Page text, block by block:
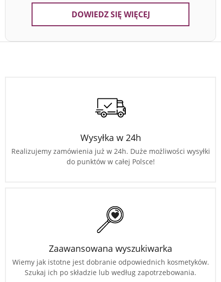
DOWIEDZ SIĘ WIĘCEJ
Wysyłka w 24h
Realizujemy zamówienia już w 24h. Duże możliwości wysyłki
do punktów w całej Polsce!
Zaawansowana wyszukiwarka
Wiemy jak istotne jest dobranie odpowiednich kosmetyków.
Szukaj ich po składzie lub według zapotrzebowania.